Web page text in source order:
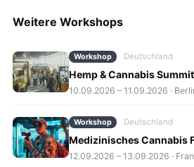
Weitere Workshops
Workshop Deutschland
Hemp & Cannabis
10.09.2026 – 11.09.2026 ·
Workshop Deutschland
Medizinisches Cannabis
12.09.2026 – 13.09.2026 ·